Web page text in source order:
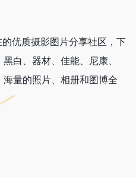
优质摄影图片分享社区，下
白、器材、佳能、尼康、
量的照片、相册和图博全